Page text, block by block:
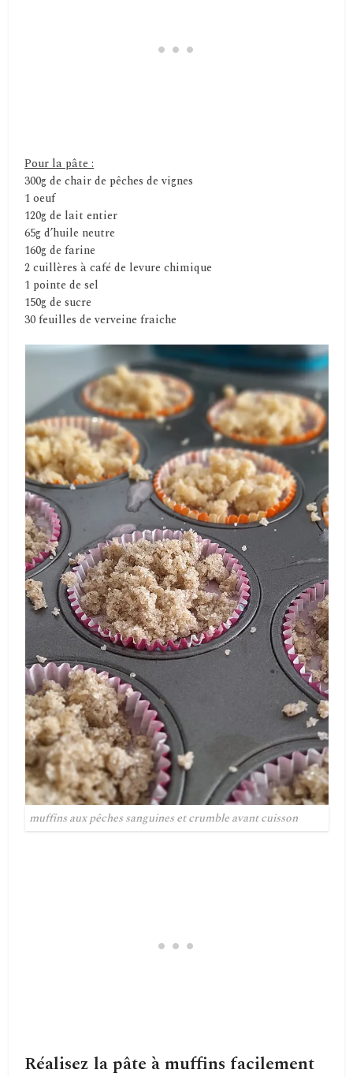
Pour la pâte :
300g de chair de pêches de vignes
1 oeuf
120g de lait entier
65g d’huile neutre
160g de farine
2 cuillères à café de levure chimique
1 pointe de sel
150g de sucre
30 feuilles de verveine fraiche
muffins aux pêches sanguines et crumble avant cuisson
Réalisez la pâte à muffins facilement